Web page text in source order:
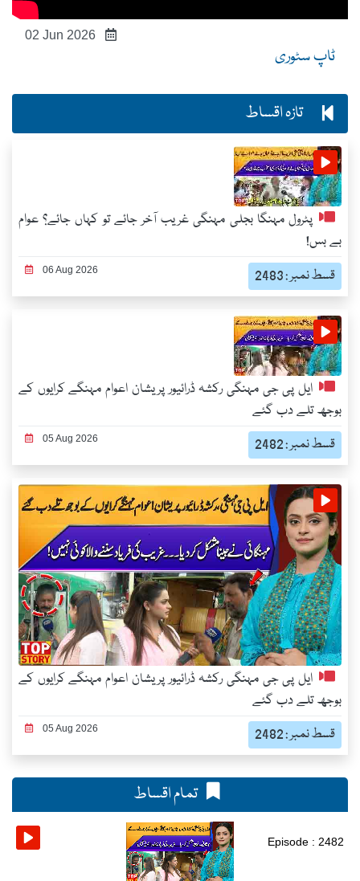
02 Jun 2026
ٹاپ سٹوری
تازہ اقساط
پٹرول مہنگا بجلی مہنگی غریب آخر جائے تو کہاں جائے؟ عوام
بے بس!
06 Aug 2026 قسط نمبر : 2483
ایل پی جی مہنگی رکشہ ڈرائیور پریشان اعوام مہنگے کرایوں کے
بوجھ تلے دب گئے
05 Aug 2026 قسط نمبر : 2482
ایل پی جی مہنگی رکشہ ڈرائیور پریشان اعوام مہنگے کرایوں کے
بوجھ تلے دب گئے
05 Aug 2026 قسط نمبر : 2482
تمام اقساط
Episode : 2482